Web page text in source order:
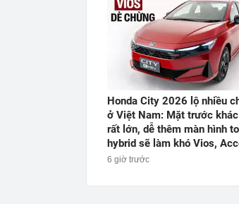
Honda City 2026 lộ nhiều
ở Việt Nam: Mặt trước
rất lớn, dễ thêm màn hình
hybrid sẽ làm khó Vios,
6 giờ trước